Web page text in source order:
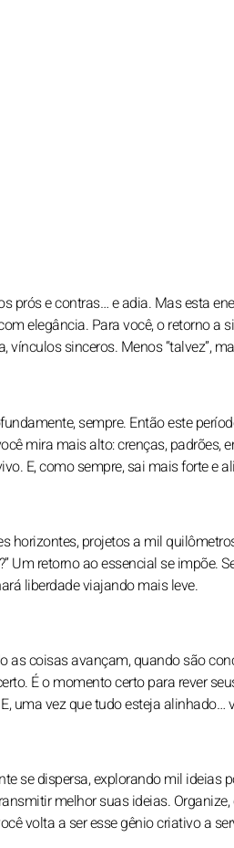
prós e contras… e adia. Mas esta
elegância. Para você, o retorno
vínculos sinceros. Menos “talvez”,
sempre. Então este
mira mais alto: crenças,
E, como sempre, sai mais forte e
horizontes, projetos a mil
Um retorno ao essencial se impõe.
liberdade viajando mais leve.
as coisas avançam, quando são
É o momento certo para rever
uma vez que tudo esteja
se dispersa, explorando mil ideias
melhor suas ideias.
volta a ser esse gênio criativo a